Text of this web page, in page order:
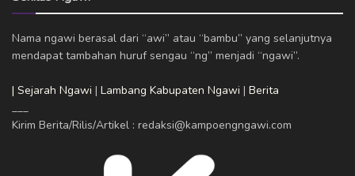
Nama ngawi berasal dari “awi” atau “bambu” yang selanjutnya
mendapat tambahan huruf sengau “ng” menjadi “ngawi”.
| Sejarah Ngawi | Lambang Kabupaten Ngawi | Berita
Kirim Berita/Rilis/Artikel : redaksi@kampoengngawi.com